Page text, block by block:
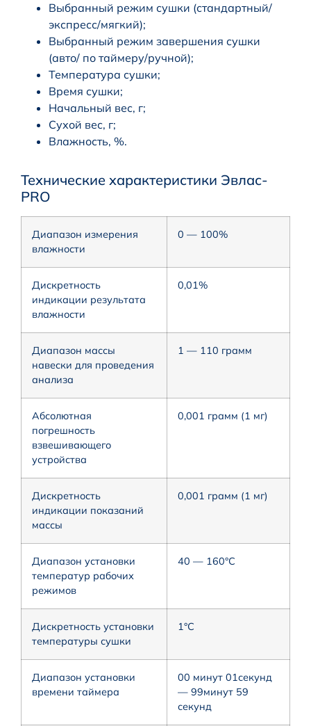
Выбранный режим сушки (стандартный/
экспресс/мягкий);
Выбранный режим завершения сушки
(авто/ по таймеру/ручной);
Температура сушки;
Время сушки;
Начальный вес, г;
Сухой вес, г;
Влажность, %.
Технические характеристики Эвлас-
PRO
Диапазон измерения
влажности
0 — 100%
Дискретность
индикации результата
влажности
0,01%
Диапазон массы
навески для проведения
анализа
1 — 110 грамм
Абсолютная
погрешность
взвешивающего
устройства
0,001 грамм (1 мг)
Дискретность
индикации показаний
массы
0,001 грамм (1 мг)
Диапазон установки
температур рабочих
режимов
40 — 160°С
Дискретность установки
температуры сушки
1°С
Диапазон установки
времени таймера
00 минут 01секунд
— 99минут 59
секунд